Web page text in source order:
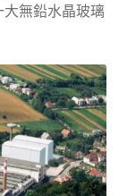
無鉛水晶玻璃